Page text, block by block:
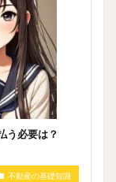
う必要は？
不動産の基礎知識